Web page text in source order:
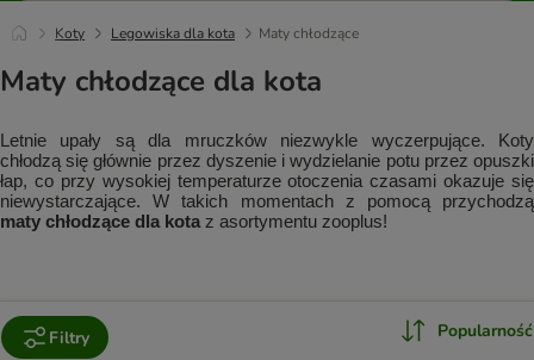
Koty Legowiska dla kota Maty chłodzące
Maty chłodzące dla kota
Letnie upały są dla mruczków niezwykle wyczerpujące. Koty
chłodzą się głównie przez dyszenie i wydzielanie potu przez opuszki
łap, co przy wysokiej temperaturze otoczenia czasami okazuje się
maty chłodzące dla kota z asortymentu zooplus!
Filtry Popularność